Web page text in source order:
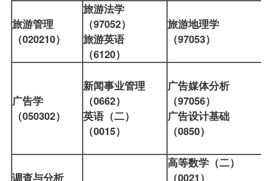
旅游管理
（020210）
旅游法学
（97052）
旅游英语
（6120）
旅游地理学
（97053）
广告学
（050302）
新闻事业管理
（0662）
英语（二）
（0015）
广告媒体分析
（97056）
广告设计基础
（0850）
调查与分析
高等数学（二）
（0021）